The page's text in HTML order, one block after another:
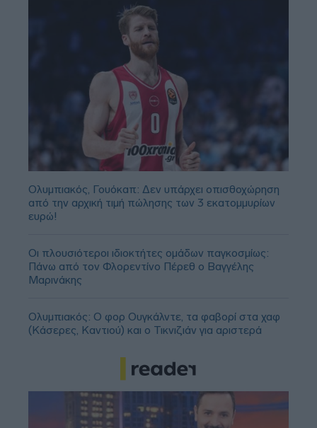
Ολυμπιακός, Γουόκαπ: Δεν υπάρχει οπισθοχώρηση
από την αρχική τιμή πώλησης των 3 εκατομμυρίων
ευρώ!
Οι πλουσιότεροι ιδιοκτήτες ομάδων παγκοσμίως:
Πάνω από τον Φλορεντίνο Πέρεθ ο Βαγγέλης
Μαρινάκης
Ολυμπιακός: Ο φορ Ουγκάλντε, τα φαβορί στα χαφ
(Κάσερες, Καντιού) και ο Τικνιζιάν για αριστερά